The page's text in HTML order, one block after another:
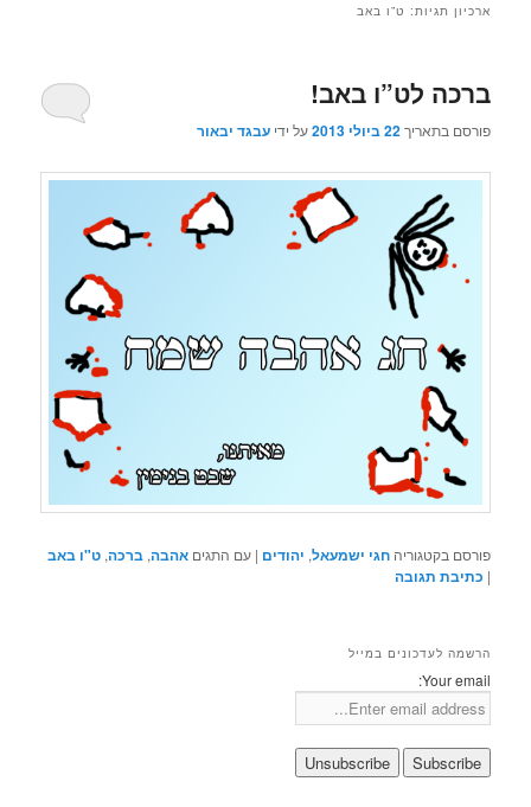
ארכיון תגיות: ט”ו באב
ברכה לט”ו באב!
פורסם בתאריך22 ביולי 2013 על ידיעבגד יבאור
פורסם בקטגוריה חגי ישמעאל, יהודים |עם התגים אהבה,ברכה,ט"ו באב
| כתיבת תגובה
הרשמה לעדכונים במייל
Your email: